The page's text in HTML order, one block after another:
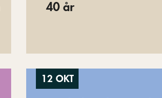
40 år
12 OKT